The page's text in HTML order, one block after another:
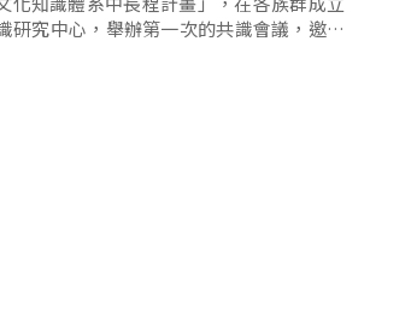
研究中心，舉辦第一次的共識會議，邀集
育者，對語言和文化的分類，並和現行
察，表示年輕一輩的後代，對族語能力